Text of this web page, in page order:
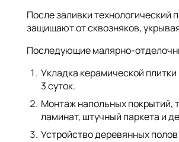
После заливки технологический
защищают от сквозняков,
Последующие малярно-
Укладка керамической
3 суток.
Монтаж напольных покрытий,
ламинат, штучный паркета и
Устройство деревянных